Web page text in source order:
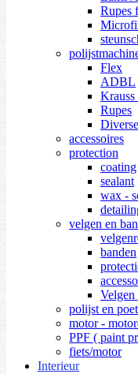
Rupes
Flex
ADBL
Rupes
Diverse
accessoires
protection
coating
sealant
wax -
velgen en
banden
polijst en
motor -
PPF ( paint
fiets/motor
Interieur